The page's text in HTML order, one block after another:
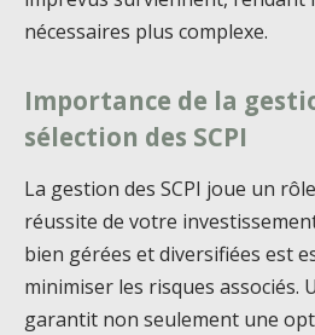
nécessaires plus complexe.
Importance de la
sélection des SCPI
La gestion des SCPI joue un
réussite de votre
bien gérées et diversifiées est
minimiser les risques associés.
garantit non seulement une